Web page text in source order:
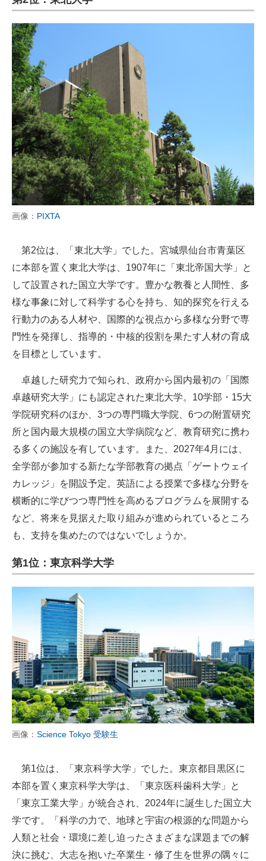
画像： PIXTA
第2位は、「東北大学」でした。宮城県仙台市青葉区
に本部を置く東北大学は、1907年に「東北帝国大学」と
して設置された国立大学です。豊かな教養と人間性、多
様な事象に対して科学する心を持ち、知的探究を行える
行動力のある人材や、国際的な視点から多様な分野で専
門性を発揮し、指導的・中核的役割を果たす人材の育成
を目標としています。
卓越した研究力で知られ、政府から国内最初の「国際
卓越研究大学」にも認定された東北大学。10学部・15大
学院研究科のほか、3つの専門職大学院、6つの附置研究
所と国内最大規模の国立大学病院など、教育研究に携わ
る多くの施設を有しています。また、2027年4月には、
全学部が参加する新たな学部教育の拠点「ゲートウェイ
カレッジ」を開設予定。英語による授業で多様な分野を
横断的に学びつつ専門性を高めるプログラムを展開する
など、将来を見据えた取り組みが進められているところ
も、支持を集めたのではないでしょうか。
第1位：東京科学大学
画像： Science Tokyo 受験生
第1位は、「東京科学大学」でした。東京都目黒区に
本部を置く東京科学大学は、「東京医科歯科大学」と
「東京工業大学」が統合され、2024年に誕生した国立大
学です。「科学の力で、地球と宇宙の根源的な問題から
人類と社会・環境に差し迫ったさまざまな課題までの解
決に挑む、大志を抱いた卒業生・修了生を世界の隅々に